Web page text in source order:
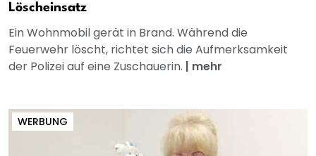
Löscheinsatz
Ein Wohnmobil gerät in Brand. Während die
Feuerwehr löscht, richtet sich die Aufmerksamkeit
der Polizei auf eine Zuschauerin. | mehr
WERBUNG